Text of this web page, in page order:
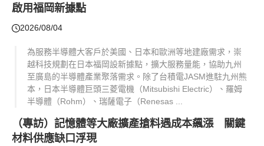
啟用福岡新據點
2026/08/04
為服務半導體大客戶於美國、日本和歐洲等地建廠需求，崇
越科技規劃在日本福岡設新據點，擴大服務量能，協助九州
至廣島的半導體產業聚落需求。除了台積電JASM進駐九州熊
本，日本半導體巨頭三菱電機（Mitsubishi Electric）、羅姆
半導體（Rohm）、瑞薩電子（Renesas ...
（專訪）記憶體等大廠擴產搶料遇成本飆漲 關鍵
材料供應缺口浮現